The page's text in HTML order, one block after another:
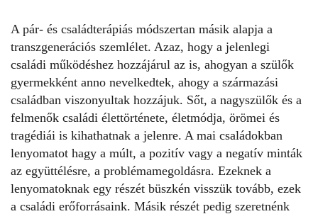
A pár- és családterápiás módszertan másik alapja a
transzgenerációs szemlélet. Azaz, hogy a jelenlegi
családi működéshez hozzájárul az is, ahogyan a szülők
gyermekként anno nevelkedtek, ahogy a származási
családban viszonyultak hozzájuk. Sőt, a nagyszülők és a
felmenők családi élettörténete, életmódja, örömei és
tragédiái is kihathatnak a jelenre. A mai családokban
lenyomatot hagy a múlt, a pozitív vagy a negatív minták
az együttélésre, a problémamegoldásra. Ezeknek a
lenyomatoknak egy részét büszkén visszük tovább, ezek
a családi erőforrásaink. Másik részét pedig szeretnénk